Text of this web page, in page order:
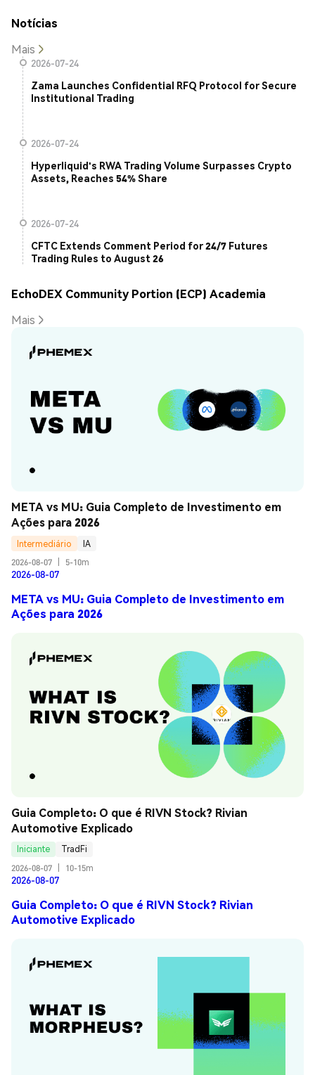
Notícias
Mais
2026-07-24
Zama Launches Confidential RFQ Protocol for Secure
Institutional Trading
2026-07-24
Hyperliquid's RWA Trading Volume Surpasses Crypto
Assets, Reaches 54% Share
2026-07-24
CFTC Extends Comment Period for 24/7 Futures
Trading Rules to August 26
EchoDEX Community Portion (ECP) Academia
Mais
META vs MU: Guia Completo de Investimento em
Ações para 2026
Intermediário
IA
2026-08-07
5-10m
2026-08-07
META vs MU: Guia Completo de Investimento em
Ações para 2026
Guia Completo: O que é RIVN Stock? Rivian
Automotive Explicado
Iniciante
TradFi
2026-08-07
10-15m
2026-08-07
Guia Completo: O que é RIVN Stock? Rivian
Automotive Explicado